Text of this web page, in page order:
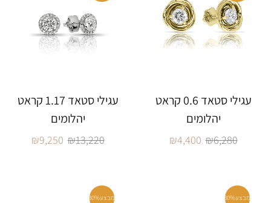
עגילי סטאד 0.6 קראט
יהלומים
₪6,280
₪4,400
עגילי סטאד 1.17 קראט
יהלומים
₪13,220
₪9,250
מבצע30% מבצע30%